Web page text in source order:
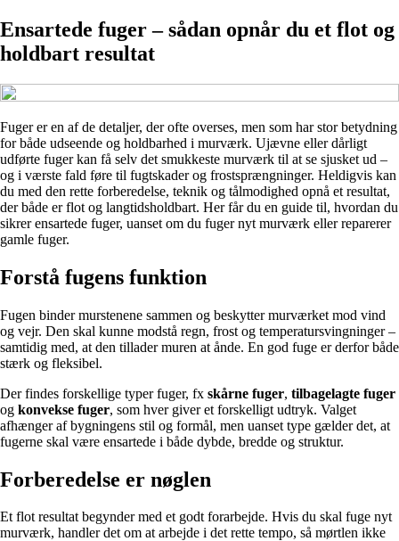
Ensartede fuger – sådan opnår du et flot og
holdbart resultat
Fuger er en af de detaljer, der ofte overses, men som har stor betydning
for både udseende og holdbarhed i murværk. Ujævne eller dårligt
udførte fuger kan få selv det smukkeste murværk til at se sjusket ud –
og i værste fald føre til fugtskader og frostsprængninger. Heldigvis kan
du med den rette forberedelse, teknik og tålmodighed opnå et resultat,
der både er flot og langtidsholdbart. Her får du en guide til, hvordan du
sikrer ensartede fuger, uanset om du fuger nyt murværk eller reparerer
gamle fuger.
Forstå fugens funktion
Fugen binder murstenene sammen og beskytter murværket mod vind
og vejr. Den skal kunne modstå regn, frost og temperatursvingninger –
samtidig med, at den tillader muren at ånde. En god fuge er derfor både
stærk og fleksibel.
Der findes forskellige typer fuger, fx skårne fuger, tilbagelagte fuger
og konvekse fuger, som hver giver et forskelligt udtryk. Valget
afhænger af bygningens stil og formål, men uanset type gælder det, at
fugerne skal være ensartede i både dybde, bredde og struktur.
Forberedelse er nøglen
Et flot resultat begynder med et godt forarbejde. Hvis du skal fuge nyt
murværk, handler det om at arbejde i det rette tempo, så mørtlen ikke